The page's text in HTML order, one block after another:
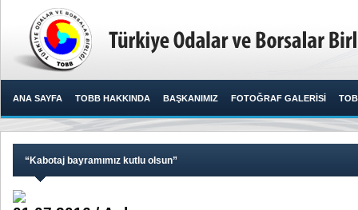
ANA SAYFA TOBB HAKKINDA BAŞKANIMIZ FOTOĞRAF GALERİSİ
“Kabotaj bayramımız kutlu olsun”